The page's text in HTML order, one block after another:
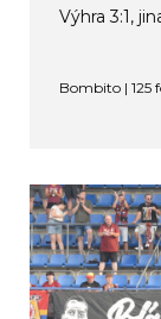
Výhra 3:1,
Bombito | 125